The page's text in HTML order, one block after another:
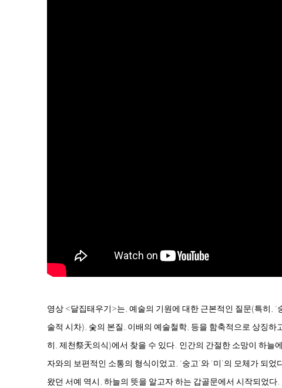
영상 <달집태우기 >는, 예술의 기원에 대한 근본적인 질문(특히, ‘
술적 시차), 숯의 본질, 이배의 예술철학, 등을 함축적으로 상징하
히, 제천祭天의식)에서 찾을 수 있다. 인간의 간절한 소망이 하늘
자와의 보편적인 소통의 형식이었고, ‘숭고’와 ‘미’의 모체가 되
왔던 서예 역시, 하늘의 뜻을 알고자 하는 갑골문에서 시작되었다.